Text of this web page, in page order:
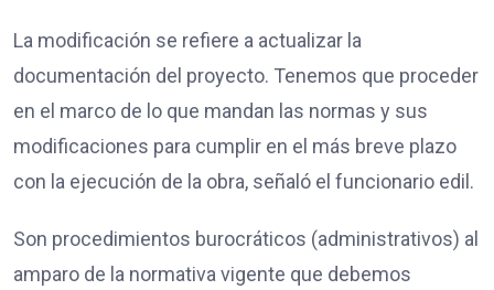
La modificación se refiere a actualizar la
documentación del proyecto. Tenemos que proceder
en el marco de lo que mandan las normas y sus
modificaciones para cumplir en el más breve plazo
con la ejecución de la obra, señaló el funcionario edil.
Son procedimientos burocráticos (administrativos) al
amparo de la normativa vigente que debemos